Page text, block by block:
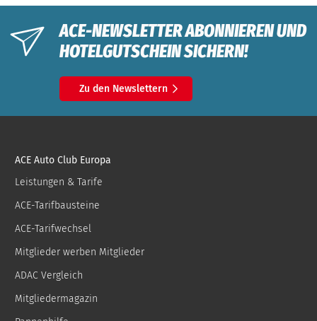
ACE-NEWSLETTER ABONNIEREN UND
HOTELGUTSCHEIN SICHERN!
Zu den Newslettern
ACE Auto Club Europa
Leistungen & Tarife
ACE-Tarifbausteine
ACE-Tarifwechsel
Mitglieder werben Mitglieder
ADAC Vergleich
Mitgliedermagazin